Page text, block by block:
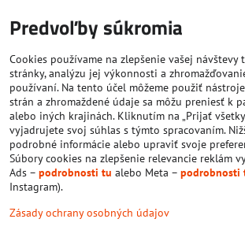
Predvoľby súkromia
Cookies používame na zlepšenie vašej návštevy
stránky, analýzu jej výkonnosti a
používaní. Na tento účel môžeme použiť
strán a zhromaždené údaje sa môžu preniesť k
alebo iných krajinách. Kliknutím na „Prijať
vyjadrujete svoj súhlas s týmto spracovaním.
podrobné informácie alebo upraviť svoje
Súbory cookies na zlepšenie relevancie reklám
Ads – podrobnosti tu alebo Meta – podrobnosti
Instagram).
Zásady ochrany osobných údajov